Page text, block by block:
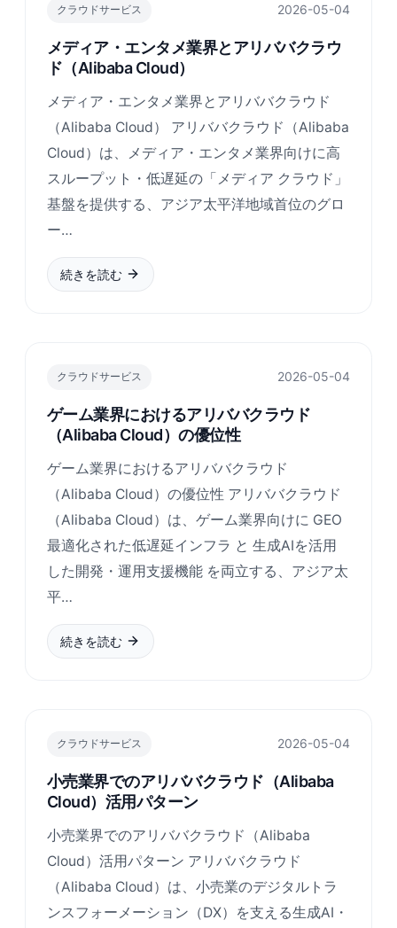
クラウドサービス 2026-05-04
メディア・エンタメ業界とアリババクラウ
ド（Alibaba Cloud）
メディア・エンタメ業界とアリババクラウド
（Alibaba Cloud） アリババクラウド（Alibaba
Cloud）は、メディア・エンタメ業界向けに高
スループット・低遅延の「メディア クラウド」
基盤を提供する、アジア太平洋地域首位のグロ
ー…
続きを読む
クラウドサービス 2026-05-04
ゲーム業界におけるアリババクラウド
（Alibaba Cloud）の優位性
ゲーム業界におけるアリババクラウド
（Alibaba Cloud）の優位性 アリババクラウド
（Alibaba Cloud）は、ゲーム業界向けに GEO
最適化された低遅延インフラ と 生成AIを活用
した開発・運用支援機能 を両立する、アジア太
平…
続きを読む
クラウドサービス 2026-05-04
小売業界でのアリババクラウド（Alibaba
Cloud）活用パターン
小売業界でのアリババクラウド（Alibaba
Cloud）活用パターン アリババクラウド
（Alibaba Cloud）は、小売業のデジタルトラ
ンスフォーメーション（DX）を支える生成AI・